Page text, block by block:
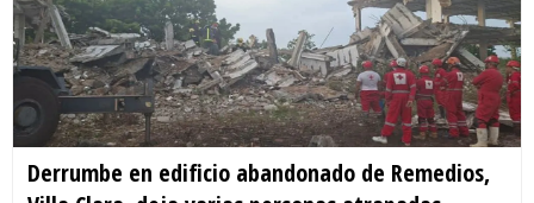
Derrumbe en edificio abandonado de Remedios,